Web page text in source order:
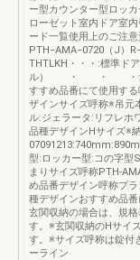
ー型カウンター型ロッ
ローゼット室内ドア室
ード一覧使用上のご注
PTH−AMA−0720（J）
THTLKH・・・:標準ド
ル） ・ ・ ・:右吊
すすめ品番にて使用す
ザインサイズ呼称※吊元
ル:ジェラータ:リフレホ
品種デザインHサイズ※
型:ロッカー型:コの字型
まりサイズ呼称PTH-
め品番デザイン呼称プ
種デザインおすすめ品
玄関収納の場合は、規
す。※玄関収納のHサイ
す。※サイズ呼称は錠付
ーライン